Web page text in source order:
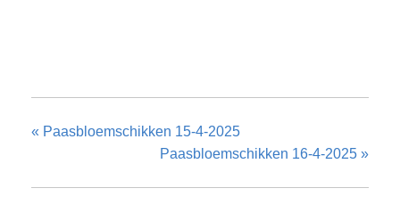
« Paasbloemschikken 15-4-2025
Paasbloemschikken 16-4-2025 »